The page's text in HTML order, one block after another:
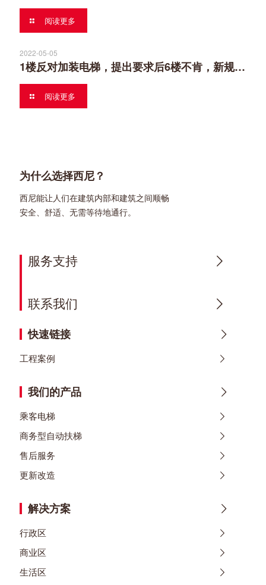
阅读更多
2022-05-05
1楼反对加装电梯，提出要求后6楼不肯，新规发布后6楼又同意了？
阅读更多
为什么选择西尼？
西尼能让人们在建筑内部和建筑之间顺畅
安全、舒适、无需等待地通行。
服务支持
联系我们
快速链接
工程案例
我们的产品
乘客电梯
商务型自动扶梯
售后服务
更新改造
解决方案
行政区
商业区
生活区